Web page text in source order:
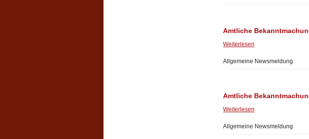
Amtliche
Weiterlesen
Allgemeine Newsmeldung
Amtliche
Weiterlesen
Allgemeine Newsmeldung